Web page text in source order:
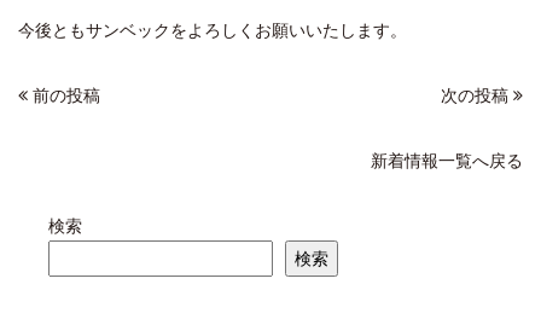
今後ともサンベックをよろしくお願いいたします。
前の投稿 次の投稿
新着情報一覧へ戻る
検索
検索